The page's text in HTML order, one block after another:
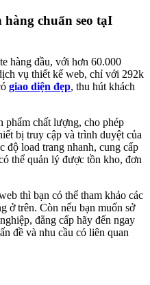
hàng chuẩn seo tạI
hàng đầu, với hơn 60.000
vụ thiết kế web, chỉ với 292k
giao diện đẹp, thu hút khách
phẩm chất lượng, cho phép
bị truy cập và trình duyệt của
độ load trang nhanh, cung cấp
thể quản lý được tồn kho, đơn
thì bạn có thể tham khảo các
ở trên. Còn nếu bạn muốn sở
đẳng cấp hãy đến ngay
đề và nhu cầu có liên quan